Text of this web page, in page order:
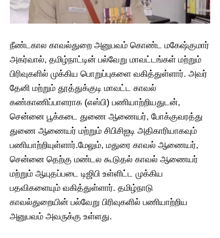
நீண்டகால காவல்துறை அனுபவம் கொண்ட மகேஷ்குமார்
அகர்வால், தமிழ்நாட்டின் பல்வேறு மாவட்டங்கள் மற்றும்
பிரிவுகளில் முக்கிய பொறுப்புகளை வகித்துள்ளார். அவர்
தேனி மற்றும் தூத்துக்குடி மாவட்ட காவல்
கண்காணிப்பாளராக (எஸ்பி) பணியாற்றியதுடன்,
சென்னை பூக்கடை துணை ஆணையர், போக்குவரத்து
துணை ஆணையர் மற்றும் சிபிசிஐடி அதிகாரியாகவும்
பணியாற்றியுள்ளார்.மேலும், மதுரை காவல் ஆணையர்,
சென்னை தெற்கு மண்டல கூடுதல் காவல் ஆணையர்
மற்றும் ஆயுதப்படை டிஜிபி உள்ளிட்ட முக்கிய
பதவிகளையும் வகித்துள்ளார். தமிழ்நாடு
காவல்துறையின் பல்வேறு பிரிவுகளில் பணியாற்றிய
அனுபவம் அவருக்கு உள்ளது.